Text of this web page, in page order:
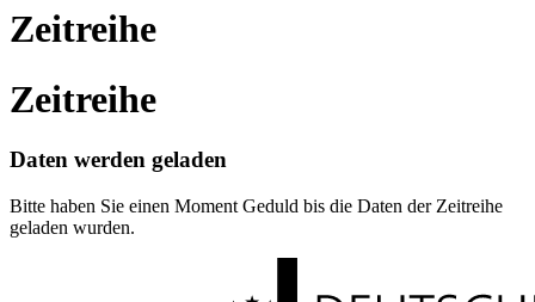
Zeitreihe
Zeitreihe
Daten werden geladen
Bitte haben Sie einen Moment Geduld bis die Daten der Zeitreihe
geladen wurden.